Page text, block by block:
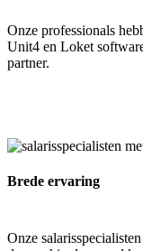
Onze professionals
Unit4 en Loket
partner.
Brede ervaring
Onze